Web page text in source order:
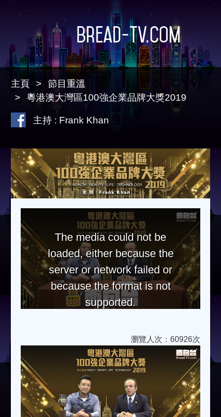
Bread-TV.com
主頁
節目重溫
粵港澳大灣區100強企業品牌大獎2019
主持 : Frank Khan
The media could not be
loaded, either because the
server or network failed or
because the format is not
supported.
瀏覽人次：60926次